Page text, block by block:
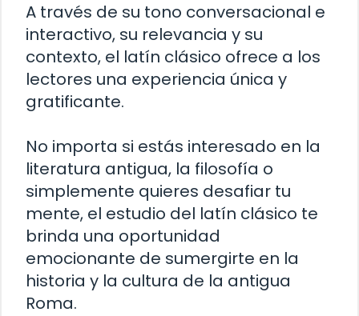
A través de su tono conversacional e
interactivo, su relevancia y su
contexto, el latín clásico ofrece a los
lectores una experiencia única y
gratificante.
No importa si estás interesado en la
literatura antigua, la filosofía o
simplemente quieres desafiar tu
mente, el estudio del latín clásico te
brinda una oportunidad
emocionante de sumergirte en la
historia y la cultura de la antigua
Roma.